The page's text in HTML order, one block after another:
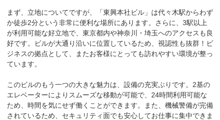
まず、立地についてですが、「東興本社ビル」は代々木駅からわず
か徒歩2分という非常に便利な場所にあります。さらに、3駅以上
が利用可能な好立地で、東京都内や神奈川・埼玉へのアクセスも良
好です。ビルが大通り沿いに位置しているため、視認性も抜群！ビ
ジネスの拠点として、またお客様にとっても訪れやすい環境が整っ
ています。
このビルのもう一つの大きな魅力は、設備の充実ぶりです。2基の
エレベーターによりスムーズな移動が可能で、24時間利用可能な
ため、時間を気にせず働くことができます。また、機械警備が完備
されているため、セキュリティ面でも安心してお仕事に集中できま